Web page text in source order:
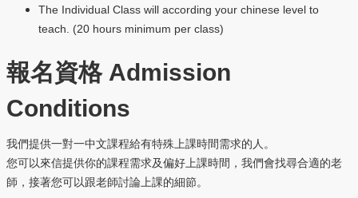
The Individual Class will according your chinese level to
teach. (20 hours minimum per class)
報名資格Admission
Conditions
我們提供一對一中文課程給有特殊上課時間需求的人。
您可以來信提供你的課程需求及偏好上課時間，我們會找尋合適的老
師，接著您可以跟老師討論上課的細節。